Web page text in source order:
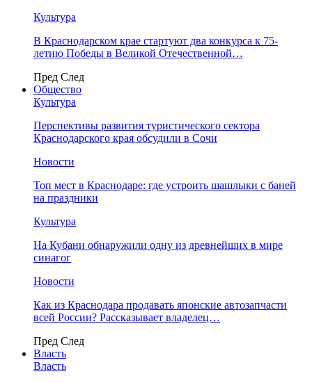
Культура
В Краснодарском крае стартуют два конкурса к 75-
летию Победы в Великой Отечественной…
Пред След
Общество
Культура
Перспективы развития туристического сектора
Краснодарского края обсудили в Сочи
Новости
Топ мест в Краснодаре: где устроить шашлыки с баней
на праздники
Культура
На Кубани обнаружили одну из древнейших в мире
синагог
Новости
Как из Краснодара продавать японские автозапчасти
всей России? Рассказывает владелец…
Пред След
Власть
Власть